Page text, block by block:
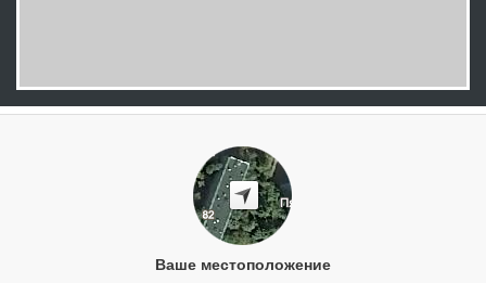
Ваше местоположение